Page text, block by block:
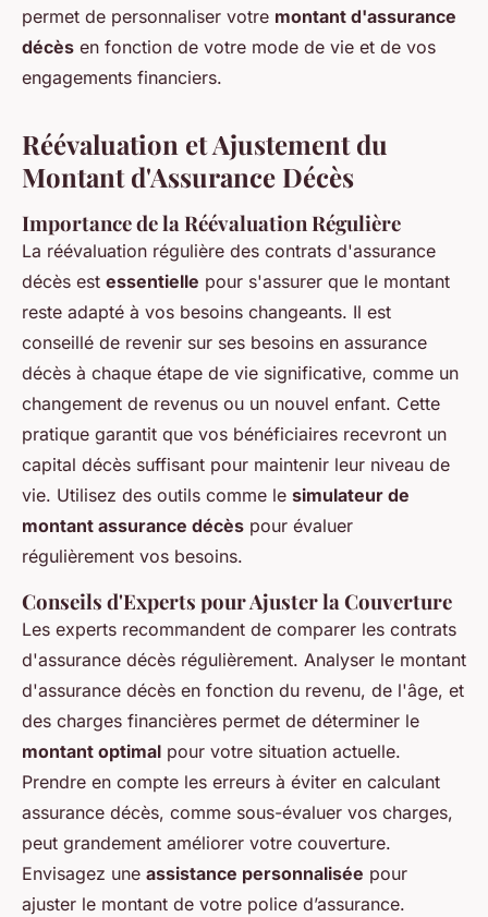
permet de personnaliser votre montant d'assurance
décès en fonction de votre mode de vie et de vos
engagements financiers.
Réévaluation et Ajustement du
Montant d'Assurance Décès
Importance de la Réévaluation Régulière
La réévaluation régulière des contrats d'assurance
décès est essentielle pour s'assurer que le montant
reste adapté à vos besoins changeants. Il est
conseillé de revenir sur ses besoins en assurance
décès à chaque étape de vie significative, comme un
changement de revenus ou un nouvel enfant. Cette
pratique garantit que vos bénéficiaires recevront un
capital décès suffisant pour maintenir leur niveau de
vie. Utilisez des outils comme le simulateur de
montant assurance décès pour évaluer
régulièrement vos besoins.
Conseils d'Experts pour Ajuster la Couverture
Les experts recommandent de comparer les contrats
d'assurance décès régulièrement. Analyser le montant
d'assurance décès en fonction du revenu, de l'âge, et
des charges financières permet de déterminer le
montant optimal pour votre situation actuelle.
Prendre en compte les erreurs à éviter en calculant
assurance décès, comme sous-évaluer vos charges,
peut grandement améliorer votre couverture.
Envisagez une assistance personnalisée pour
ajuster le montant de votre police d’assurance.